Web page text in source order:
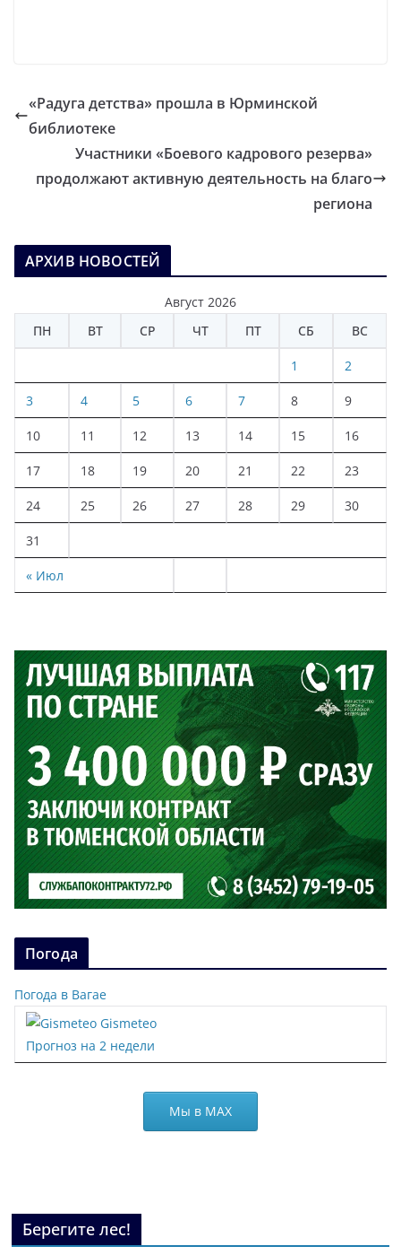
«Радуга детства» прошла в Юрминской
библиотеке
Участники «Боевого кадрового резерва»
продолжают активную деятельность на благо
региона
АРХИВ НОВОСТЕЙ
Август 2026
ПН
ВТ СР ЧТ ПТ СБ ВС
« Июл
1 2
3 4 5 6 7 8 9
10 11 12 13 14 15 16
17 18 19 20 21 22 23
24 25 26 27 28 29 30
31
Погода
Погода в Вагае
Gismeteo
Прогноз на 2 недели
Мы в МАХ
Берегите лес!